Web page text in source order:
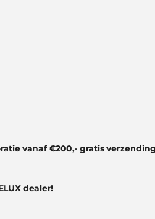
vanaf €200,- gratis
dealer!